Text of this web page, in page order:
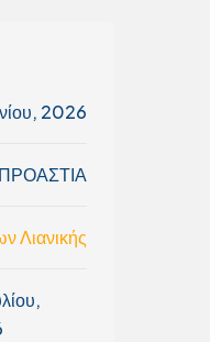
2026
Λιανικής